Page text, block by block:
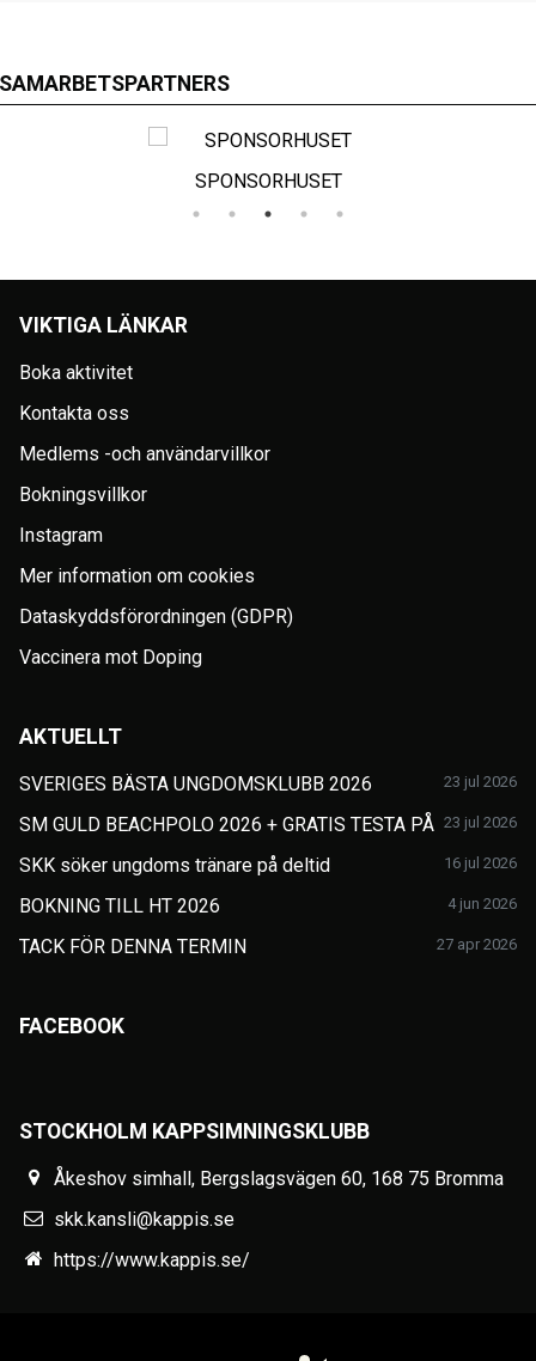
SAMARBETSPARTNERS
SPONSORHUSET
VIKTIGA LÄNKAR
Boka aktivitet
Kontakta oss
Medlems -och användarvillkor
Bokningsvillkor
Instagram
Mer information om cookies
Dataskyddsförordningen (GDPR)
Vaccinera mot Doping
AKTUELLT
SVERIGES BÄSTA UNGDOMSKLUBB 2026 23 jul 2026
SM GULD BEACHPOLO 2026 + GRATIS TESTA PÅ 23 jul 2026
SKK söker ungdoms tränare på deltid 16 jul 2026
BOKNING TILL HT 2026 4 jun 2026
TACK FÖR DENNA TERMIN 27 apr 2026
FACEBOOK
STOCKHOLM KAPPSIMNINGSKLUBB
Åkeshov simhall, Bergslagsvägen 60, 168 75 Bromma
skk.kansli@kappis.se
https://www.kappis.se/